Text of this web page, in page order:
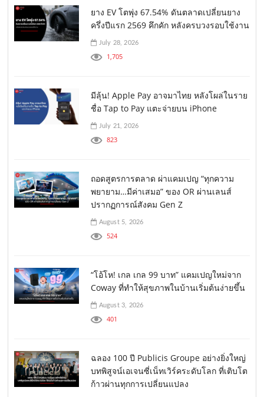
ยาง EV โตพุ่ง 67.54% ดันตลาดเปลี่ยนยาง
ครึ่งปีแรก 2569 คึกคัก หลังครบวงรอบใช้งาน
July 28, 2026
1,705
มีลุ้น! Apple Pay อาจมาไทย หลังโผล่ในราย
ชื่อ Tap to Pay แตะจ่ายบน iPhone
July 21, 2026
823
ถอดสูตรการตลาด ผ่าแคมเปญ “ทุกความ
พยายาม…มีค่าเสมอ” ของ OR ผ่านเลนส์
ปรากฏการณ์สังคม Gen Z
August 5, 2026
524
“โอ้โห! เกล เกล 99 บาท” แคมเปญใหม่จาก
Coway ที่ทำให้สุขภาพในบ้านเริ่มต้นง่ายขึ้น
August 3, 2026
401
ฉลอง 100 ปี Publicis Groupe อย่างยิ่งใหญ่
บทพิสูจน์เอเจนซี่เน็ทเวิร์คระดับโลก ที่เติบโต
ก้าวผ่านทุกการเปลี่ยนแปลง